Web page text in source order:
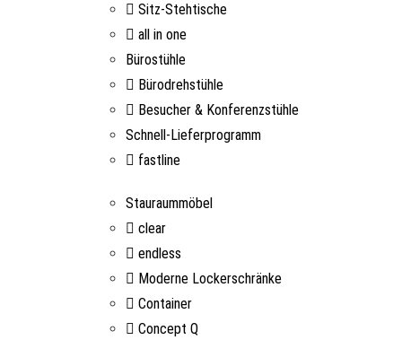
Sitz-Stehtische
all in one
Bürostühle
Bürodrehstühle
Besucher & Konferenzstühle
Schnell-Lieferprogramm
fastline
Stauraummöbel
clear
endless
Moderne Lockerschränke
Container
Concept Q